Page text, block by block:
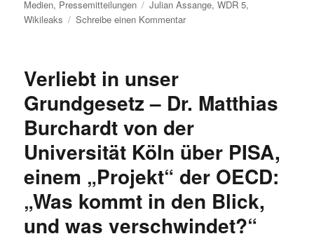
am
Medien, Pressemitteilungen Schlagwörter
Julian Assange,WDR 5,
Wikileaks
Schreibe einen Kommentarzu
Wikileaks
zwischen
Verfolgung
und
Propaganda
Verliebt in unser
Grundgesetz – Dr. Matthias
Burchardt von der
Universität Köln über PISA,
einem „Projekt“ der OECD:
„Was kommt in den Blick,
und was verschwindet?“